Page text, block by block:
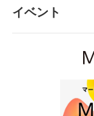
イベント